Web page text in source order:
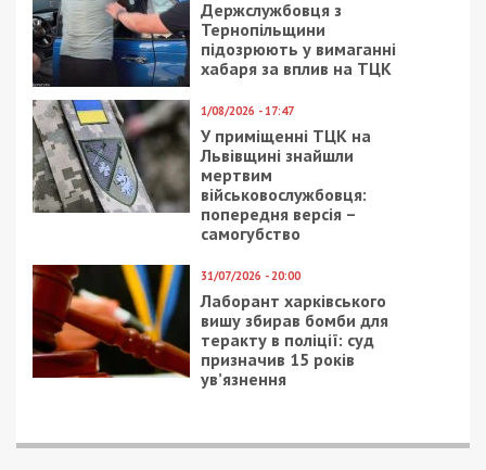
Приєднатися
Читайте також
Предыдущая статья:
Киевский апелляционный суд вынес
решение по делу Порошенко
Следующая статья:
Днепровское метро будет лучше, чем на
картинках: фото